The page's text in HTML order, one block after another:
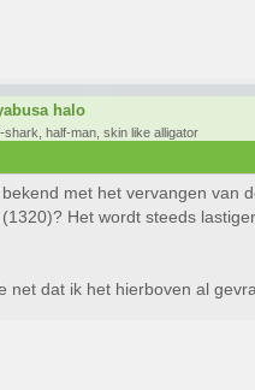
halo
shark, half-man, skin like alligator
met het vervangen van
Het wordt steeds
net dat ik het hierboven al